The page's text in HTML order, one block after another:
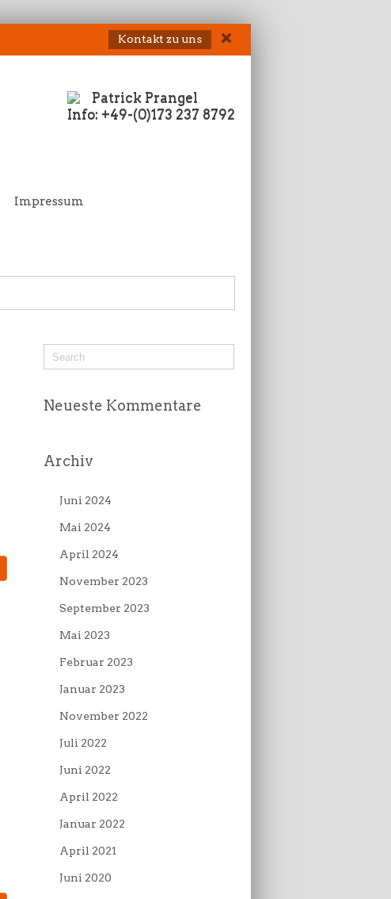
Kontakt zu uns
Patrick Prangel
Info: +49-(0)173 237 8792
Impressum
Neueste Kommentare
Archiv
Juni 2024
Mai 2024
April 2024
November 2023
September 2023
Mai 2023
Februar 2023
Januar 2023
November 2022
Juli 2022
Juni 2022
April 2022
Januar 2022
April 2021
Juni 2020